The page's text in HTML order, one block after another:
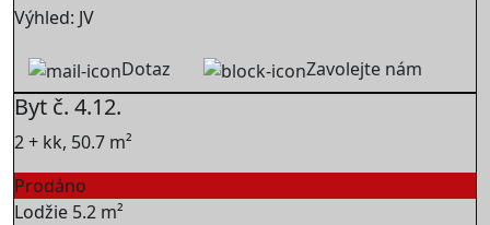
Výhled: JV
Dotaz Zavolejte nám
Byt č. 4.12.
2 + kk, 50.7 m²
Prodáno
Lodžie 5.2 m²